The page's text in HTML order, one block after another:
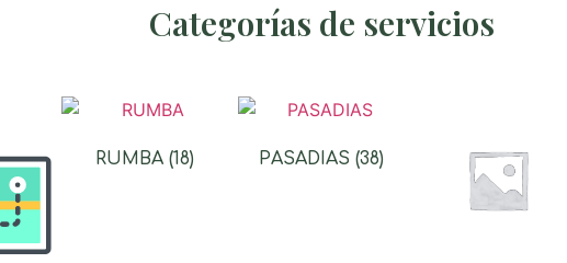
Categorías de servicios
RUMBA (18) PASADIAS (38)